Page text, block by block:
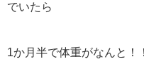
でいたら
1か月半で体重がなんと！！